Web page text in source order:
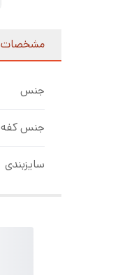
مشخصات
جنس
جنس کفه
سایزبندی